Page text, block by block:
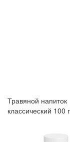
Травяной напиток
классический 100 г